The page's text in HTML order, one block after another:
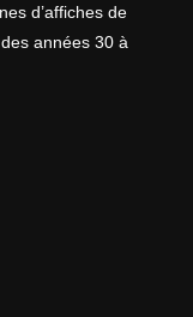
d’affiches de
années 30 à